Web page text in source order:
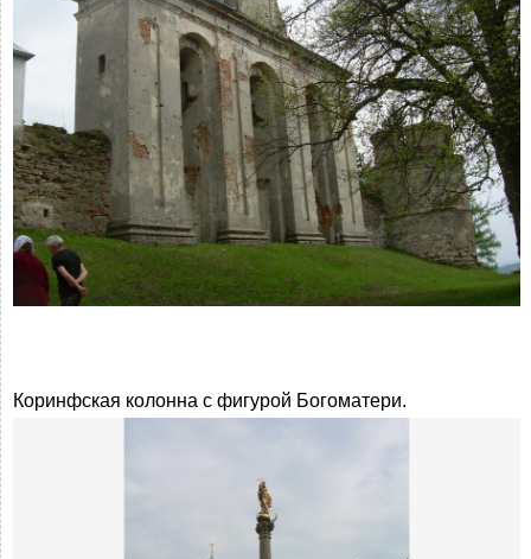
Коринфская колонна с фигурой Богоматери.